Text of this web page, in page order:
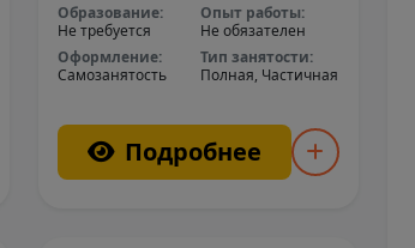
Образование:
Не требуется
Опыт работы:
Не обязателен
Оформление:
Самозанятость
Тип занятости:
Полная, Частичная
Подробнее